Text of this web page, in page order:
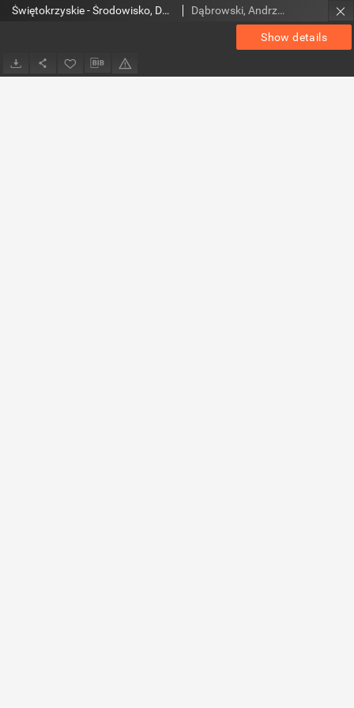
Show details
Świętokrzyskie - Środowisko, Dziedzictwo Kulturowe, Edukacja Regionalna, nr 31 (35) Dąbrowski, Andrzej. Red.; Osiecki, Jerzy. Red.